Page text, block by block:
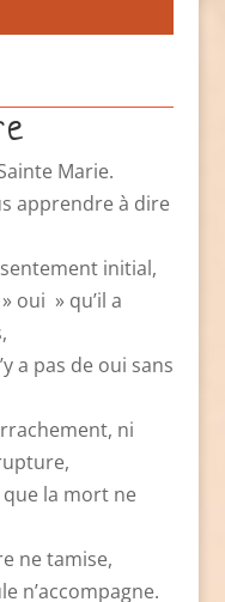
Marie.
apprendre à dire
initial,
oui » qu’il a
a pas de oui sans
ni
que la mort ne
ne tamise,
n’accompagne.